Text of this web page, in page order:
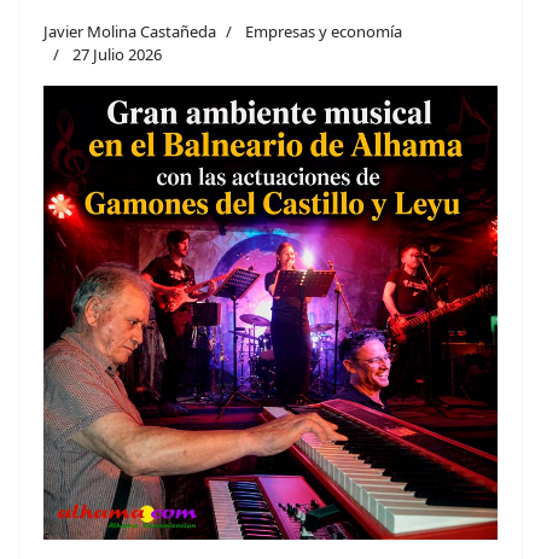
Javier Molina Castañeda
Empresas y economía
27 Julio 2026